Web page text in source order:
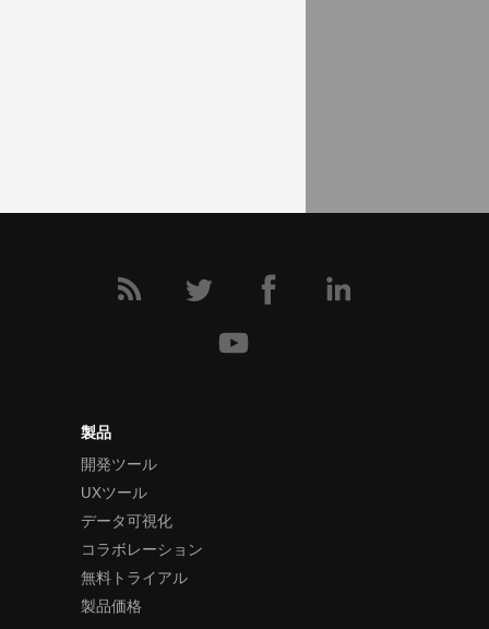
製品
開発ツール
UXツール
データ可視化
コラボレーション
無料トライアル
製品価格